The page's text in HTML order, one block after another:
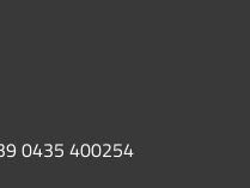
0435 400254